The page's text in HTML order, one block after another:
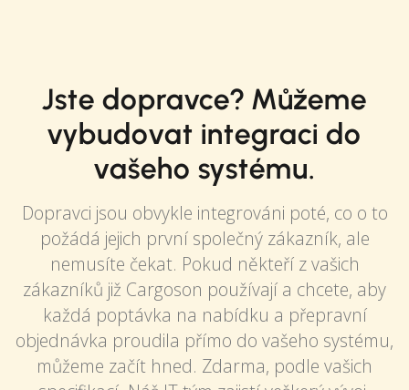
Jste dopravce? Můžeme
vybudovat integraci do
vašeho systému.
Dopravci jsou obvykle integrováni poté, co o to
požádá jejich první společný zákazník, ale
nemusíte čekat. Pokud někteří z vašich
zákazníků již Cargoson používají a chcete, aby
každá poptávka na nabídku a přepravní
objednávka proudila přímo do vašeho systému,
můžeme začít hned. Zdarma, podle vašich